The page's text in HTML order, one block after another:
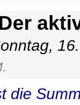
die